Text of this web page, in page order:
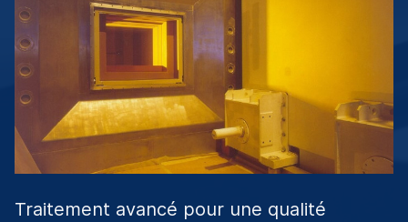
Traitement avancé pour une qualité